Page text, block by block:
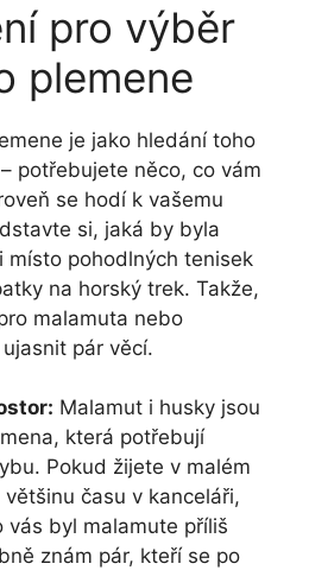
pro výběr
plemene
je jako hledání toho
potřebujete něco, co vám
se hodí k vašemu
si, jaká by byla
místo pohodlných tenisek
na horský trek. Takže,
malamuta nebo
pár věcí.
Malamut i husky jsou
která potřebují
Pokud žijete v malém
času v kanceláři,
vás byl malamute příliš
znám pár, kteří se po